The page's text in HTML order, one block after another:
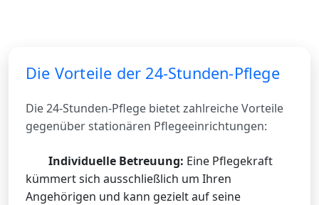
Die Vorteile der 24-Stunden-Pflege
Die 24-Stunden-Pflege bietet zahlreiche Vorteile
gegenüber stationären Pflegeeinrichtungen:
Individuelle Betreuung: Eine Pflegekraft
kümmert sich ausschließlich um Ihren
Angehörigen und kann gezielt auf seine